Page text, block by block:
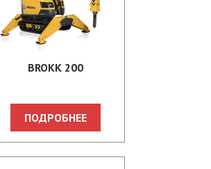
BROKK 200
ПОДРОБНЕЕ